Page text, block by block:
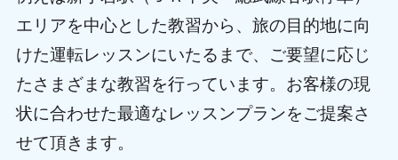
エリアを中心とした教習から、旅の目的地に向
けた運転レッスンにいたるまで、ご要望に応じ
たさまざまな教習を行っています。お客様の現
状に合わせた最適なレッスンプランをご提案さ
せて頂きます。